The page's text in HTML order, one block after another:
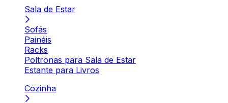
Sala de Estar
Sofás
Painéis
Racks
Poltronas para Sala de Estar
Estante para Livros
Cozinha